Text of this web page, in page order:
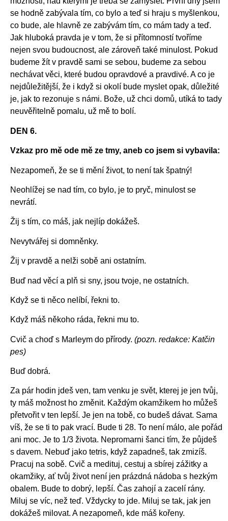
se hodně zabývala tím, co bylo a teď si hraju s myšlenkou,
co bude, ale hlavně ze zabývám tím, co mám tady a teď.
Jak hluboká pravda je v tom, že si přítomností tvoříme
nejen svou budoucnost, ale zároveň také minulost. Pokud
budeme žít v pravdě sami se sebou, budeme za sebou
nechávat věci, které budou opravdové a pravdivé. A co je
nejdůležitější, že i když si okolí bude myslet opak, důležité
je, jak to rezonuje s námi. Bože, už chci domů, utíká to tady
neuvěřitelně pomalu, už mě to bolí.
DEN 6.
Vzkaz pro mě ode mě ze tmy, aneb co jsem si vybavila:
Nezapomeň, že se ti mění život, to není tak špatný!
Neohlížej se nad tím, co bylo, je to pryč, minulost se
nevrátí.
Žij s tím, co máš, jak nejlíp dokážeš.
Nevytvářej si domněnky.
Žij v pravdě a nelži sobě ani ostatním.
Buď nad věcí a plň si sny, jsou tvoje, ne ostatních.
Když se ti něco nelíbí, řekni to.
Když máš někoho ráda, řekni mu to.
Cvič a choď s Marleym do přírody. (pozn. redakce: Katčin
pes)
Buď dobrá.
Za pár hodin jdeš ven, tam venku je svět, kterej je jen tvůj,
ty máš možnost ho změnit. Každým okamžikem ho můžeš
přetvořit v ten lepší. Je jen na tobě, co budeš dávat. Sama
víš, že se ti to pak vrací. Bude ti 28. To není málo, ale pořád
ani moc. Je to 1/3 života. Nepromarni šanci tím, že půjdeš
s davem. Nebuď jako tetris, když zapadneš, tak zmizíš.
Pracuj na sobě. Cvič a medituj, cestuj a sbírej zážitky a
okamžiky, ať tvůj život není jen prázdná nádoba s hezkým
obalem. Bude to dobrý, lepší. Čas zahojí a zacelí rány.
Miluj se víc, než teď. Vždycky to jde. Miluj se tak, jak jen
dokážeš milovat. A nezapomeň, kde máš kořeny.